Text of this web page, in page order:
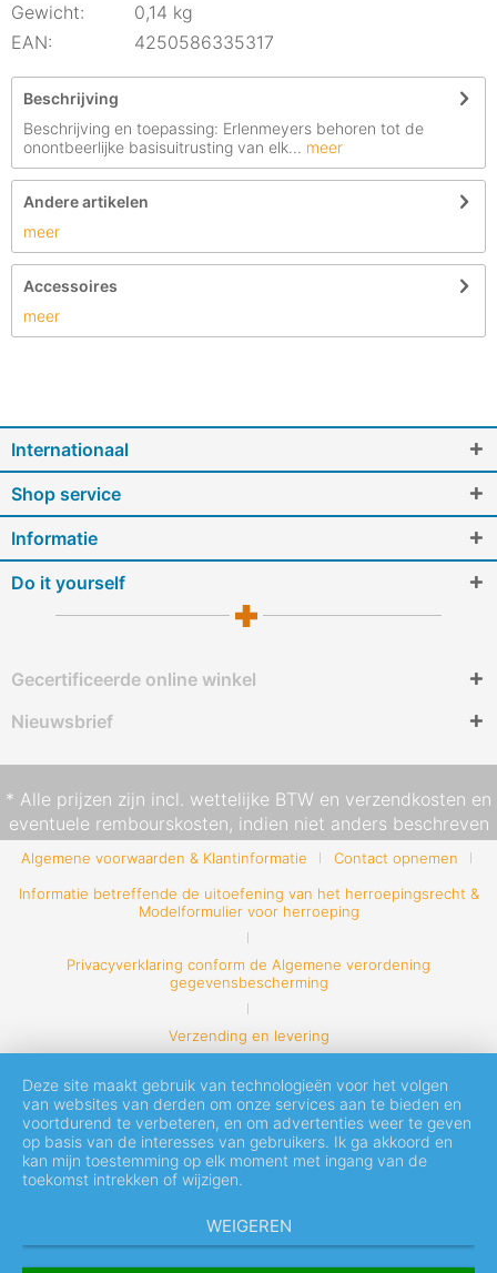
Gewicht:
0,14 kg
EAN:
4250586335317
Beschrijving
Beschrijving en toepassing: Erlenmeyers behoren tot de
onontbeerlijke basisuitrusting van elk... meer
Andere artikelen
meer
Accessoires
meer
Internationaal
Shop service
Informatie
Do it yourself
Gecertificeerde online winkel
Nieuwsbrief
* Alle prijzen zijn incl. wettelijke BTW en verzendkosten en
eventuele rembourskosten, indien niet anders beschreven
Algemene voorwaarden & Klantinformatie
Contact opnemen
Informatie betreffende de uitoefening van het herroepingsrecht &
Modelformulier voor herroeping
Privacyverklaring conform de Algemene verordening
gegevensbescherming
Verzending en levering
Deze site maakt gebruik van technologieën voor het volgen
van websites van derden om onze services aan te bieden en
voortdurend te verbeteren, en om advertenties weer te geven
op basis van de interesses van gebruikers. Ik ga akkoord en
kan mijn toestemming op elk moment met ingang van de
toekomst intrekken of wijzigen.
WEIGEREN